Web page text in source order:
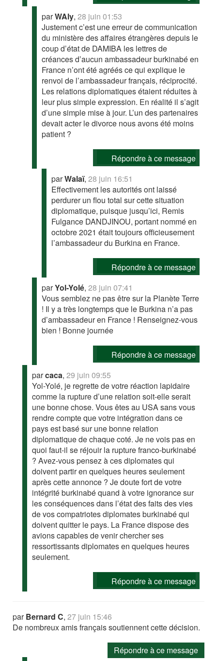
parWAly,28 juin 01:53
Justement c’est une erreur de communication
du ministère des affaires étrangères depuis le
coup d’état de DAMIBA les lettres de
créances d’aucun ambassadeur burkinabé en
France n’ont été agréés ce qui explique le
renvoi de l’ambassadeur français, réciprocité.
Les relations diplomatiques étaient réduites à
leur plus simple expression. En réalité il s’agit
d’une simple mise à jour. L’un des partenaires
devait acter le divorce nous avons été moins
patient ?
Répondre à ce message
parWalaï,28 juin 16:51
Effectivement les autorités ont laissé
perdurer un flou total sur cette situation
diplomatique, puisque jusqu’ici, Remis
Fulgance DANDJINOU, portant nommé en
octobre 2021 était toujours officieusement
l’ambassadeur du Burkina en France.
Répondre à ce message
parYol-Yolé,28 juin 07:41
Vous semblez ne pas être sur la Planète Terre
! Il y a très longtemps que le Burkina n’a pas
d’ambassadeur en France ! Renseignez-vous
bien ! Bonne journée
Répondre à ce message
parcaca,29 juin 09:55
Yol-Yolé, je regrette de votre réaction lapidaire
comme la rupture d’une relation soit-elle serait
une bonne chose. Vous êtes au USA sans vous
rendre compte que votre intégration dans ce
pays est basé sur une bonne relation
diplomatique de chaque coté. Je ne vois pas en
quoi faut-il se réjouir la rupture franco-burkinabé
? Avez-vous pensez à ces diplomates qui
doivent partir en quelques heures seulement
après cette annonce ? Je doute fort de votre
intégrité burkinabé quand à votre ignorance sur
les conséquences dans l’état des faits des vies
de vos compatriotes diplomates burkinabé qui
doivent quitter le pays. La France dispose des
avions capables de venir chercher ses
ressortissants diplomates en quelques heures
seulement.
Répondre à ce message
parBernard C,27 juin 15:46
De nombreux amis français soutiennent cette décision.
Répondre à ce message